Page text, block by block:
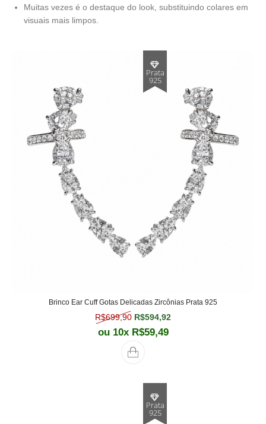
Muitas vezes é o destaque do look, substituindo colares em
visuais mais limpos.
Prata
925
Brinco Ear Cuff Gotas Delicadas Zircônias Prata 925
R$699,90 O preço original era: R$699,90.
R$594,92
ou 10x R$59,49
Prata
925